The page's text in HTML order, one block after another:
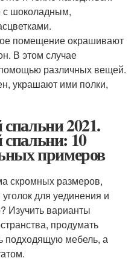
с шоколадным,
помещение окрашивают
В этом случае
различных вещей.
украшают ими полки,
2021.
10
примеров
скромных размеров,
для уединения и
Изучить варианты
продумать
подходящую мебель, а